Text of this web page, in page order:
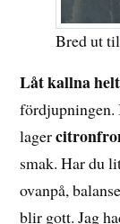
Bred ut
Låt kallna
fördjupningen.
lager
smak. Har du
ovanpå,
blir gott. Jag